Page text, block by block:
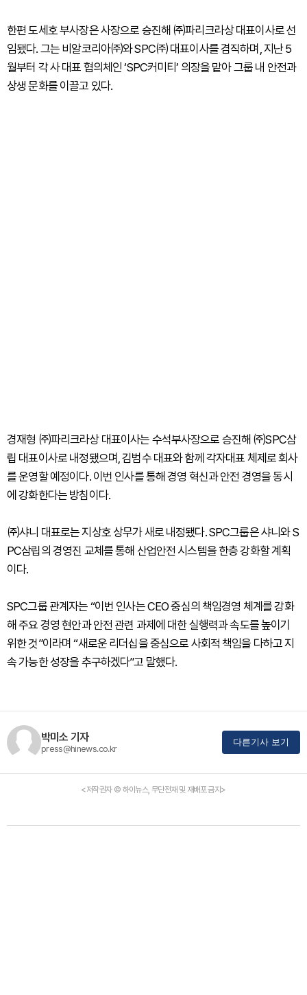
한편 도세호 부사장은 사장으로 승진해 ㈜파리크라상 대표이사로 선
임됐다. 그는 비알코리아㈜와 SPC㈜ 대표이사를 겸직하며, 지난 5
월부터 각 사 대표 협의체인 ‘SPC커미티’ 의장을 맡아 그룹 내 안전과
상생 문화를 이끌고 있다.
경재형 ㈜파리크라상 대표이사는 수석부사장으로 승진해 ㈜SPC삼
립 대표이사로 내정됐으며, 김범수 대표와 함께 각자대표 체제로 회사
를 운영할 예정이다. 이번 인사를 통해 경영 혁신과 안전 경영을 동시
에 강화한다는 방침이다.
㈜샤니 대표로는 지상호 상무가 새로 내정됐다. SPC그룹은 샤니와 S
PC삼립의 경영진 교체를 통해 산업안전 시스템을 한층 강화할 계획
이다.
SPC그룹 관계자는 “이번 인사는 CEO 중심의 책임경영 체계를 강화
해 주요 경영 현안과 안전 관련 과제에 대한 실행력과 속도를 높이기
위한 것”이라며 “새로운 리더십을 중심으로 사회적 책임을 다하고 지
속 가능한 성장을 추구하겠다”고 말했다.
박미소 기자
press@hinews.co.kr
다른기사 보기
<저작권자 © 하이뉴스, 무단전재 및 재배포 금지>